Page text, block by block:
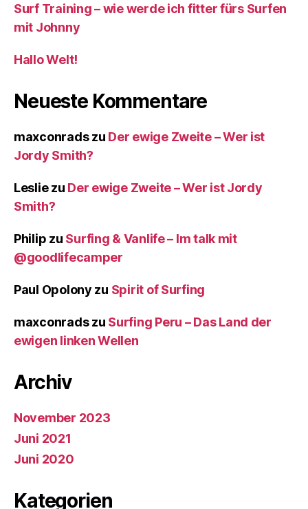
Surf Training – wie werde ich fitter fürs Surfen
mit Johnny
Hallo Welt!
Neueste Kommentare
maxconradszu Der ewige Zweite – Wer ist
Jordy Smith?
Lesliezu Der ewige Zweite – Wer ist Jordy
Smith?
Philip zu Surfing & Vanlife – Im talk mit
@goodlifecamper
Paul Opolony zu Spirit of Surfing
maxconradszu Surfing Peru – Das Land der
ewigen linken Wellen
Archiv
November 2023
Juni 2021
Juni 2020
Kategorien